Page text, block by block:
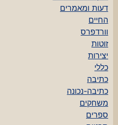
דעות ומאמרים
החיים
וורדפרס
זוטות
יצירות
כללי
כתיבה
כתיבה-נכונה
משחקים
ספרים